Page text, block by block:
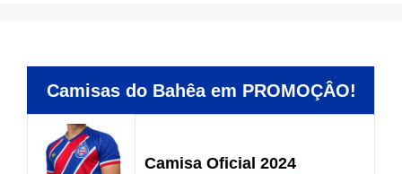
Camisas do Bahêa em PROMOÇÂO!
Camisa Oficial 2024